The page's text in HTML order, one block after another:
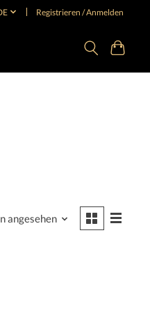
Registrieren / Anmelden
angesehen